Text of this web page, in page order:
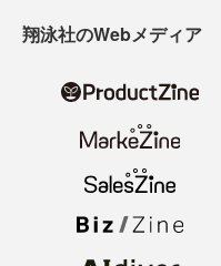
翔泳社のWebメディア